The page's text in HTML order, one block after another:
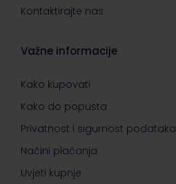
Kontaktirajte nas
Važne informacije
Kako kupovati
Kako do popusta
Privatnost i sigurnost podataka
Načini plaćanja
Uvjeti kupnje